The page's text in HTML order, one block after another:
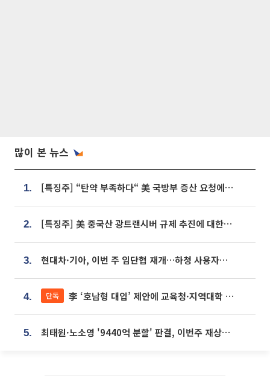
많이 본 뉴스
1. [특징주] “탄약 부족하다“ 美 국방부 증산 요청에⋯국내 방산주 급등세
2. [특징주] 美 중국산 광트랜시버 규제 추진에 대한광통신 등 광통신株 강세
3. 현대차·기아, 이번 주 임단협 재개…하청 사용자성 재심도 ‘변수’
4. 단독 李 ‘호남형 대입’ 제안에 교육청·지역대학 서·논술형 입시 연계 '착수'
5. 최태원·노소영 '9440억 분할' 판결, 이번주 재상고 여부 주목